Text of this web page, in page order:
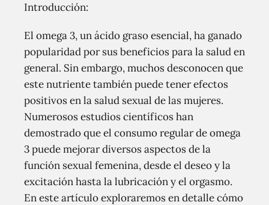
Introducción:
El omega 3, un ácido graso esencial, ha ganado
popularidad por sus beneficios para la salud en
general. Sin embargo, muchos desconocen que
este nutriente también puede tener efectos
positivos en la salud sexual de las mujeres.
Numerosos estudios científicos han
demostrado que el consumo regular de omega
3 puede mejorar diversos aspectos de la
función sexual femenina, desde el deseo y la
excitación hasta la lubricación y el orgasmo.
En este artículo exploraremos en detalle cómo